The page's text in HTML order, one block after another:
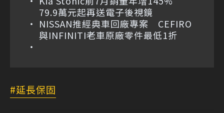
79.9萬元起再送電子後視鏡
NISSAN推經典車回廠專案 CEFIRO
與INFINITI老車原廠零件最低1折
延長保固